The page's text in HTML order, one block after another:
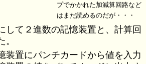
プでかかれた加減算回路など
はまだ読めるのだが・・・
して２進数の記憶装置と、計算回
装置にパンチカードから値を入力